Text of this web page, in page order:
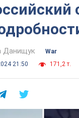
Данищук
War
21:50
171,2 т.